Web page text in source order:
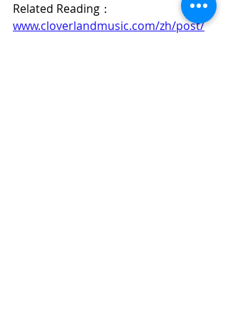
Related Reading：
www.cloverlandmusic.com/zh/post/